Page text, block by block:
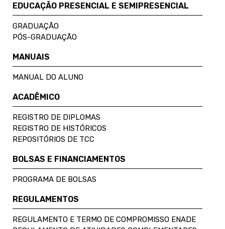
EDUCAÇÃO PRESENCIAL E SEMIPRESENCIAL
GRADUAÇÃO
PÓS-GRADUAÇÃO
MANUAIS
MANUAL DO ALUNO
ACADÊMICO
REGISTRO DE DIPLOMAS
REGISTRO DE HISTÓRICOS
REPOSITÓRIOS DE TCC
BOLSAS E FINANCIAMENTOS
PROGRAMA DE BOLSAS
REGULAMENTOS
REGULAMENTO E TERMO DE COMPROMISSO ENADE